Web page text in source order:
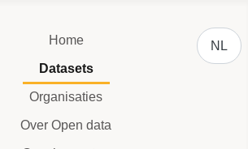
Home
Datasets
Organisaties
Over Open data
NL